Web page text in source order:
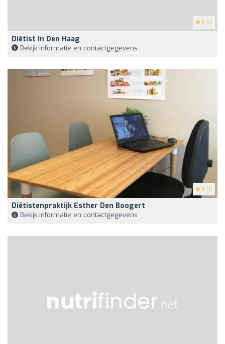
5 (1)
Diëtist In Den Haag
Bekijk informatie en contactgegevens
5 (1)
Diëtistenpraktijk Esther Den Boogert
Bekijk informatie en contactgegevens